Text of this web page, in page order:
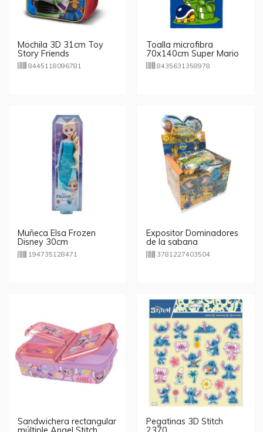
Mochila 3D 31cm Toy
Story Friends
8445118096781
Toalla microfibra
70x140cm Super Mario
8435631358978
Muñeca Elsa Frozen
Disney 30cm
194735128471
Expositor Dominadores
de la sabana
3781227403504
Sandwichera rectangular
Pegatinas 3D Stitch